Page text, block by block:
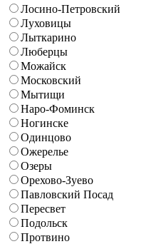
Лосино-Петровский
Луховицы
Лыткарино
Люберцы
Можайск
Московский
Мытищи
Наро-Фоминск
Ногинске
Одинцово
Ожерелье
Озеры
Орехово-Зуево
Павловский Посад
Пересвет
Подольск
Протвино